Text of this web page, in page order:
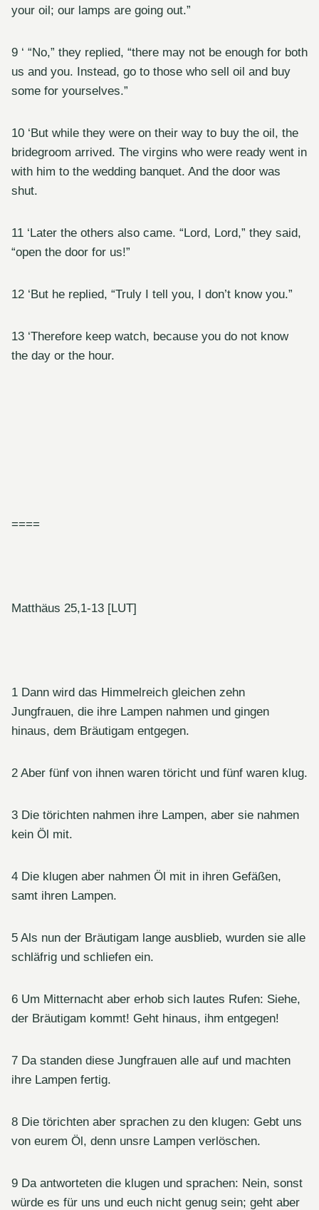
your oil; our lamps are going out.”
9 ‘ “No,” they replied, “there may not be enough for both
us and you. Instead, go to those who sell oil and buy
some for yourselves.”
10 ‘But while they were on their way to buy the oil, the
bridegroom arrived. The virgins who were ready went in
with him to the wedding banquet. And the door was
shut.
11 ‘Later the others also came. “Lord, Lord,” they said,
“open the door for us!”
12 ‘But he replied, “Truly I tell you, I don’t know you.”
13 ‘Therefore keep watch, because you do not know
the day or the hour.
====
Matthäus 25,1-13 [LUT]
1 Dann wird das Himmelreich gleichen zehn
Jungfrauen, die ihre Lampen nahmen und gingen
hinaus, dem Bräutigam entgegen.
2 Aber fünf von ihnen waren töricht und fünf waren klug.
3 Die törichten nahmen ihre Lampen, aber sie nahmen
kein Öl mit.
4 Die klugen aber nahmen Öl mit in ihren Gefäßen,
samt ihren Lampen.
5 Als nun der Bräutigam lange ausblieb, wurden sie alle
schläfrig und schliefen ein.
6 Um Mitternacht aber erhob sich lautes Rufen: Siehe,
der Bräutigam kommt! Geht hinaus, ihm entgegen!
7 Da standen diese Jungfrauen alle auf und machten
ihre Lampen fertig.
8 Die törichten aber sprachen zu den klugen: Gebt uns
von eurem Öl, denn unsre Lampen verlöschen.
9 Da antworteten die klugen und sprachen: Nein, sonst
würde es für uns und euch nicht genug sein; geht aber